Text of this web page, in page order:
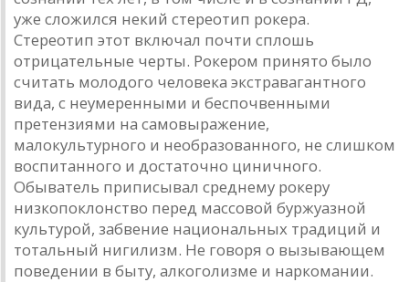
уже сложился некий стереотип рокера.
Стереотип этот включал почти сплошь
отрицательные черты. Рокером принято было
считать молодого человека экстравагантного
вида, с неумеренными и беспочвенными
претензиями на самовыражение,
малокультурного и необразованного, не слишком
воспитанного и достаточно циничного.
Обыватель приписывал среднему рокеру
низкопоклонство перед массовой буржуазной
культурой, забвение национальных традиций и
тотальный нигилизм. Не говоря о вызывающем
поведении в быту, алкоголизме и наркомании.